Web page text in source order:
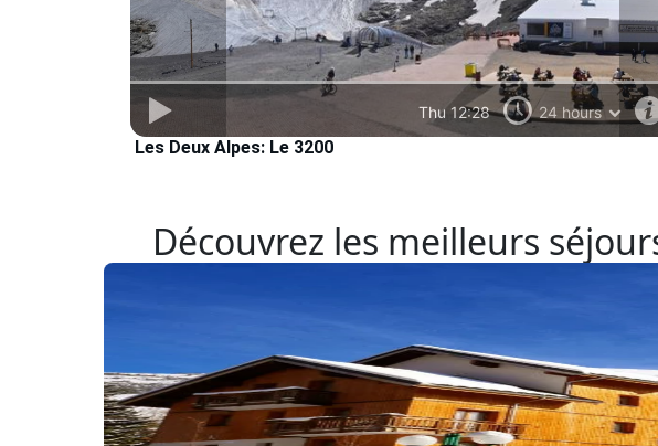
Les Deux Alpes: Le 3200
Découvrez les meilleurs